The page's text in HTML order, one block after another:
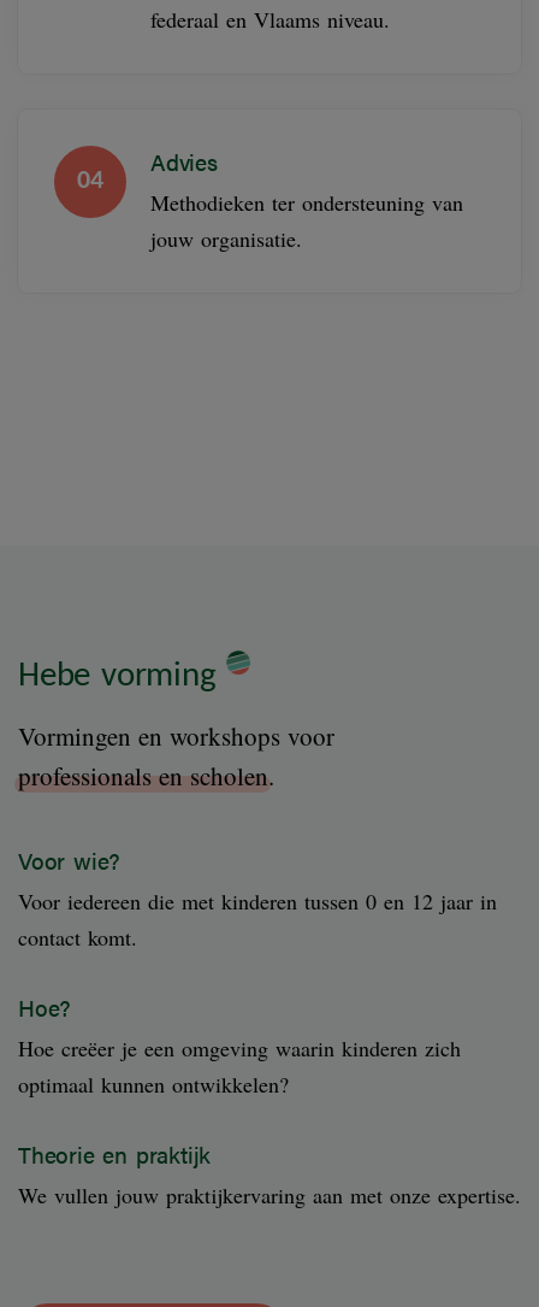
federaal en Vlaams niveau.
04
Advies
Methodieken ter ondersteuning van
jouw organisatie.
Hebe vorming
Vormingen en workshops voor
professionals en scholen.
Voor wie?
Voor iedereen die met kinderen tussen 0 en 12 jaar in
contact komt.
Hoe?
Hoe creëer je een omgeving waarin kinderen zich
optimaal kunnen ontwikkelen?
Theorie en praktijk
We vullen jouw praktijkervaring aan met onze expertise.